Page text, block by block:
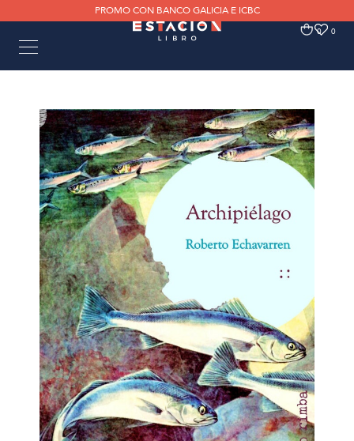
PROMO CON BANCO GALICIA E ICBC
0 0